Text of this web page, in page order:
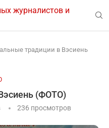
журналистов и
традиции в Вэсиень
(ФОТО)
236 просмотров